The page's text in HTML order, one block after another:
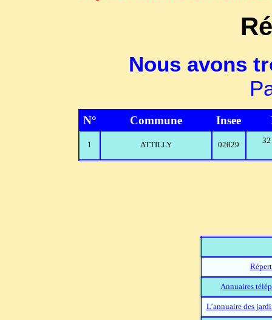
Nous avons
N° Commune Insee
1 ATTILLY 02029 32
Annuaires
L’annuaire des